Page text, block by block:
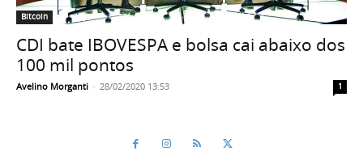
Bitcoin
CDI bate IBOVESPA e bolsa cai abaixo dos
100 mil pontos
Avelino Morganti - 28/02/2020 13:53 1